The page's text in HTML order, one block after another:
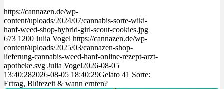
https://cannazen.de/wp-
content/uploads/2024/07/cannabis-sorte-wiki-
hanf-weed-shop-hybrid-girl-scout-cookies.jpg
673 1200 Julia Vogel https://cannazen.de/wp-
content/uploads/2025/03/cannazen-shop-
lieferung-cannabis-weed-hanf-online-rezept-arzt-
apotheke.svg Julia Vogel2026-08-05
13:40:282026-08-05 18:40:29Gelato 41 Sorte:
Ertrag, Blütezeit & wann ernten?